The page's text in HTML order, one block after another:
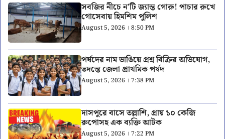
সবজির নীচে ন’টি জ্যান্ত গোরু! পাচার রুখে
গোসেবায় হিমশিম পুলিশ
August 5, 2026 । 8:50 PM
পর্ষদের নাম ভাঙিয়ে প্রশ্ন বিক্রির অভিযোগ,
তদন্তে জেলা প্রাথমিক পর্ষদ
August 5, 2026 । 7:38 PM
দাসপুরে বাসে তল্লাশি, প্রায় ১০ কেজি
রুপোসহ এক ব্যক্তি আটক
August 5, 2026 । 7:22 PM